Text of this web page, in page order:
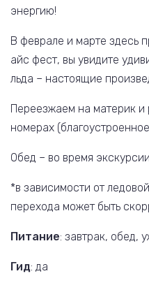
энергию!
В феврале и марте здесь
айс фест, вы увидите
льда – настоящие
Переезжаем на материк
номерах
Обед – во время
*в зависимости от
перехода может быть
Питание: завтрак, обед,
Гид: да